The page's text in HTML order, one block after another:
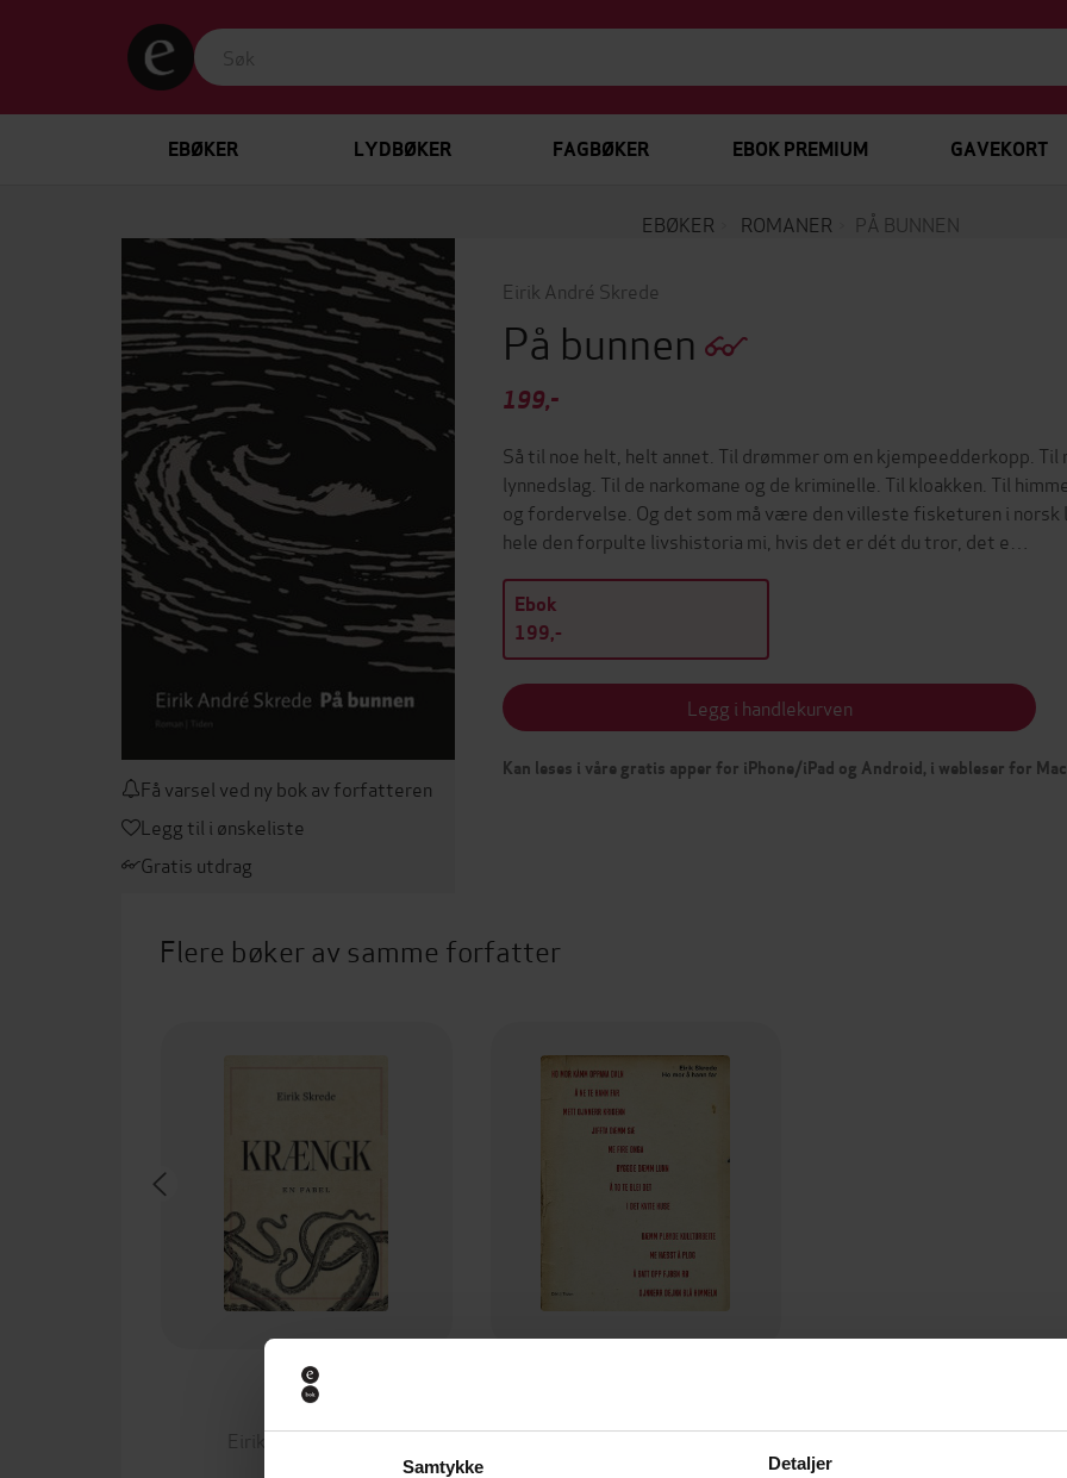
Samtykke Detaljer
EBØKER LYDBØKER FAGBØKER EBOK PREMIUM GAVEKORT
EBØKER ROMANER PÅ BUNNEN
Få varsel ved ny bok av forfatteren
Legg til i ønskeliste
Gratis utdrag
Eirik André Skrede
På bunnen
199,-
Så til noe helt, helt annet. Til drømmer om en kjempeedderkopp. Til
lynnedslag. Til de narkomane og de kriminelle. Til kloakken. Til
og fordervelse. Og det som må være den villeste fisketuren i
hele den forpulte livshistoria mi, hvis det er dét du tror, det e…
Ebok
199,-
Legg i handlekurven
Kan leses i våre gratis apper for iPhone/iPad og Android, i webleser for
Flere bøker av samme forfatter
249,-
Krængk
Eirik André Skrede
Eirik André Skrede